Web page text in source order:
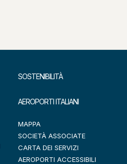
SOSTENIBILITÀ
AEROPORTI ITALIANI
MAPPA
SOCIETÀ ASSOCIATE
CARTA DEI SERVIZI
AEROPORTI ACCESSIBILI